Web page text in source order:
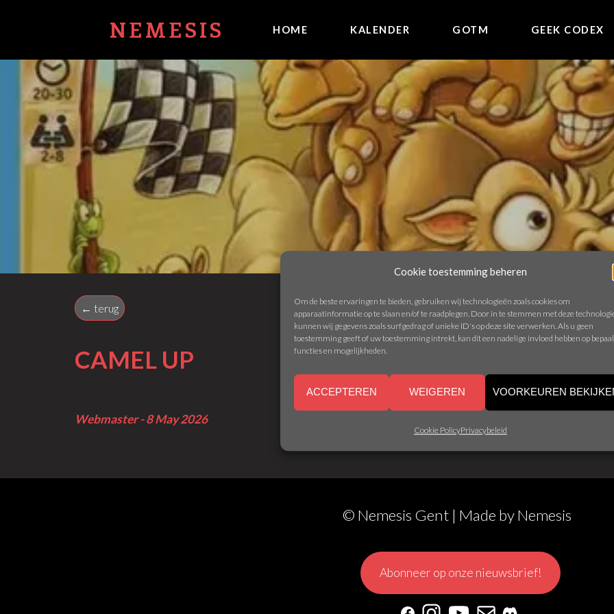
Cookie toestemming beheren
Om de beste ervaringen te bieden, gebruiken wij technologieën zoals cookies om
apparaatinformatie op te slaan en/of te raadplegen. Door in te stemmen met deze
kunnen wij gegevens zoals surfgedrag of unieke ID's op deze site verwerken. Als u geen
toestemming geeft of uw toestemming intrekt, kan dit een nadelige invloed hebben op
functies en mogelijkheden.
ACCEPTEREN WEIGEREN VOORKEUREN
Cookie PolicyPrivacybeleid
NEMESIS HOME KALENDER GOTM GEEK CODEX
← terug
CAMEL UP
Webmaster - 8 May 2026
© Nemesis Gent | Made byNemesis
Abonneer op onze nieuwsbrief!